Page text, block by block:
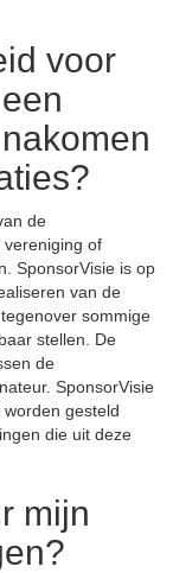
voor
de
of
SponsorVisie is op
van de
sommige
stellen. De
de
SponsorVisie
gesteld
die uit deze
mijn